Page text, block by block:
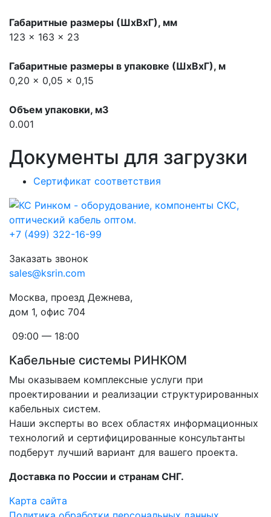
Габаритные размеры (ШхВхГ), мм
123 x 163 x 23
Габаритные размеры в упаковке (ШхВхГ), м
0,20 x 0,05 x 0,15
Объем упаковки, м3
0.001
Документы для загрузки
Сертификат соответствия
+7 (499) 322-16-99
Заказать звонок
sales@ksrin.com
Москва, проезд Дежнева,
дом 1, офис 704
09:00 — 18:00
Кабельные системы РИНКОМ
Мы оказываем комплексные услуги при
проектировании и реализации структурированных
кабельных систем.
Наши эксперты во всех областях информационных
технологий и сертифицированные консультанты
подберут лучший вариант для вашего проекта.
Доставка по России и странам СНГ.
Карта сайта